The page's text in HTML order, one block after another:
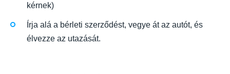
kérnek)
Írja alá a bérleti szerződést, vegye át az autót, és
élvezze az utazását.